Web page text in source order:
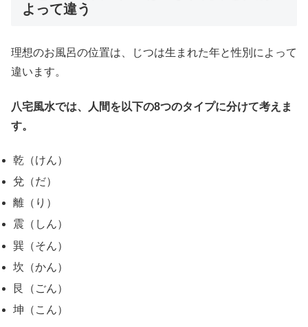
よって違う
理想のお風呂の位置は、じつは生まれた年と性別によって
違います。
八宅風水では、人間を以下の8つのタイプに分けて考えま
す。
乾（けん）
兌（だ）
離（り）
震（しん）
巽（そん）
坎（かん）
艮（ごん）
坤（こん）